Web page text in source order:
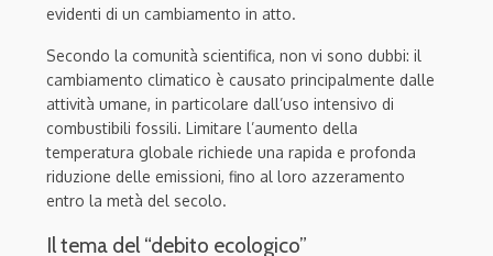
evidenti di un cambiamento in atto.
Secondo la comunità scientifica, non vi sono dubbi: il
cambiamento climatico è causato principalmente dalle
attività umane, in particolare dall’uso intensivo di
combustibili fossili. Limitare l’aumento della
temperatura globale richiede una rapida e profonda
riduzione delle emissioni, fino al loro azzeramento
entro la metà del secolo.
Il tema del “debito ecologico”